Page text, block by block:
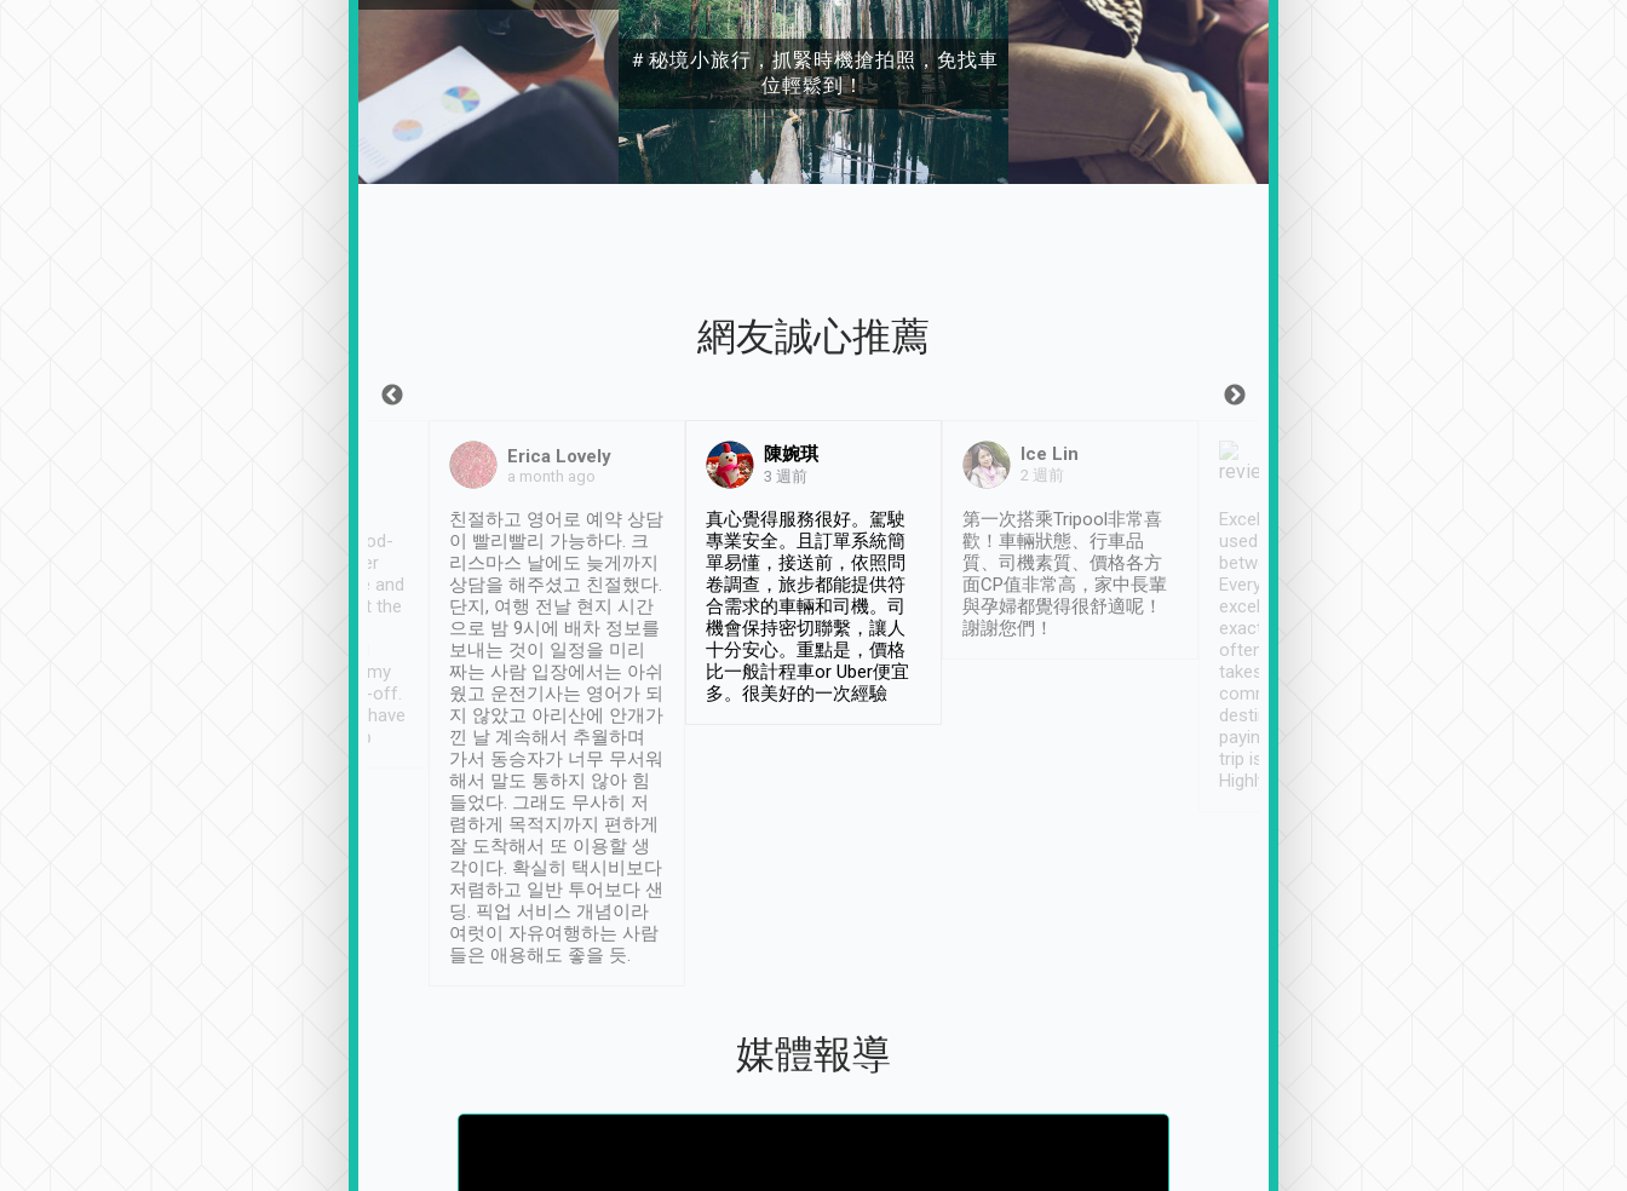
＃秘境小旅行，抓緊時機搶拍照，免找車
位輕鬆到！
網友誠心推薦
service, vehicles in good-
condition and the driver
service was awesome and
thoughtful. Driver went the
have safely arrived at my
destination after drop-off.
Definitely something I have
not seen elsewhere 👍
Erica Lovely
a month ago
친절하고 영어로 예약 상담
이 빨리빨리 가능하다. 크
리스마스 날에도 늦게까지
상담을 해주셨고 친절했다.
단지, 여행 전날 현지 시간
으로 밤 9시에 배차 정보를
보내는 것이 일정을 미리
짜는 사람 입장에서는 아쉬
웠고 운전기사는 영어가 되
지 않았고 아리산에 안개가
낀 날 계속해서 추월하며
가서 동승자가 너무 무서워
해서 말도 통하지 않아 힘
들었다. 그래도 무사히 저
렴하게 목적지까지 편하게
잘 도착해서 또 이용할 생
각이다. 확실히 택시비보다
저렴하고 일반 투어보다 샌
딩. 픽업 서비스 개념이라
여럿이 자유여행하는 사람
들은 애용해도 좋을 듯.
陳婉琪
3 週前
真心覺得服務很好。駕駛
專業安全。且訂單系統簡
單易懂，接送前，依照問
卷調查，旅步都能提供符
合需求的車輛和司機。司
機會保持密切聯繫，讓人
十分安心。重點是，價格
比一般計程車or Uber便宜
多。很美好的一次經驗
Ice Lin
2 週前
第一次搭乘Tripool非常喜
歡！車輛狀態、行車品
質、司機素質、價格各方
面CP值非常高，家中長輩
與孕婦都覺得很舒適呢！
謝謝您們！
Excellent service. We have
used Tripool to travel
between cities in Taiwan.
Every driver has been
excellent and arrives
exactly on time. As there is
often limited English it
takes the difficulty out of
communicating the
destination details and
paying online prior to the
trip is very convenient.
Highly recommended
媒體報導